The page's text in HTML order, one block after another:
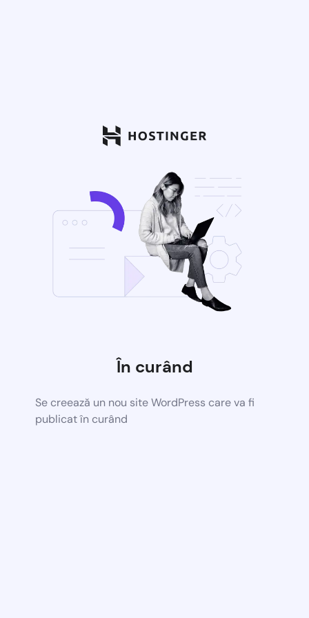
În curând
Se creează un nou site WordPress care va fi
publicat în curând